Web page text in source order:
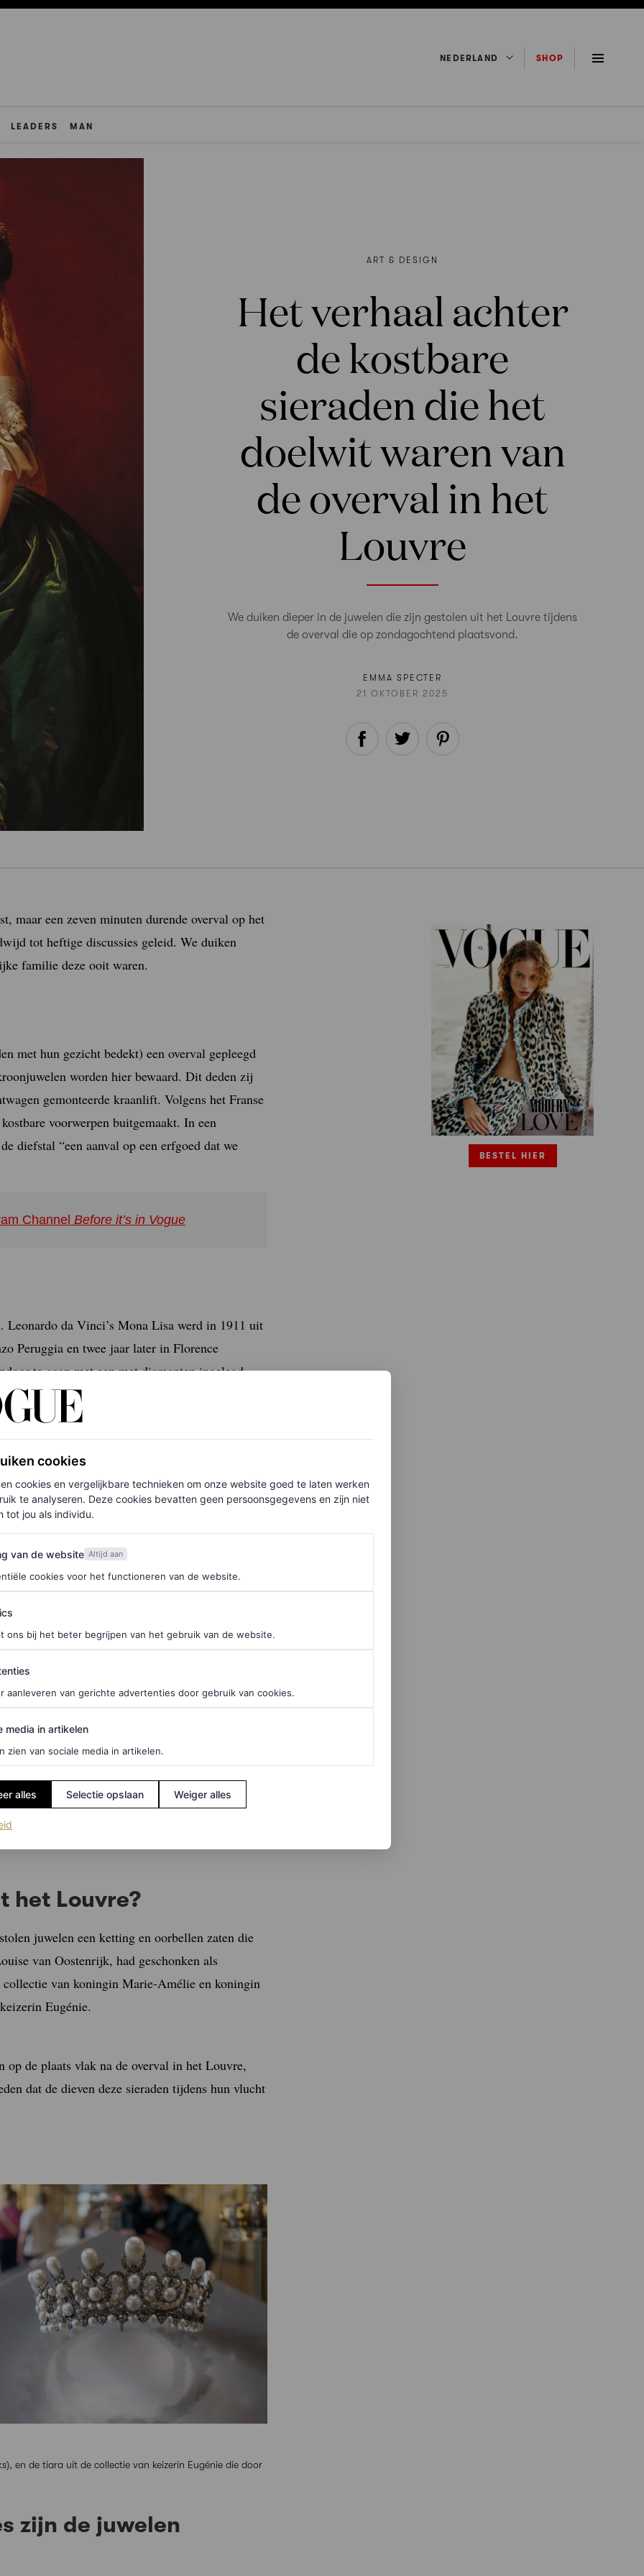
NEDERLAND SHOP
LEADERS MAN
ART & DESIGN
Het verhaal achter
de kostbare
sieraden die het
doelwit waren van
de overval in het
Louvre
We duiken dieper in de juwelen die zijn gestolen uit het Louvre tijdens
de overval die op zondagochtend plaatsvond.
EMMA SPECTER
21 OKTOBER 2025
maar een zeven minuten durende overval op het
tot heftige discussies geleid. We duiken
familie deze ooit waren.
met hun gezicht bedekt) een overval gepleegd
worden hier bewaard. Dit deden zij
gemonteerde kraanlift. Volgens het Franse
voorwerpen buitgemaakt. In een
diefstal “een aanval op een erfgoed dat we
Channel Before it’s in Vogue
da Vinci’s Mona Lisa werd in 1911 uit
Peruggia en twee jaar later in Florence
te gaan met een met diamanten ingelegd
X. En zeven jaar later verdwenen twee
familie Rothschild. Deze werden pas
Camille Corot, getiteld Le Chemin de
van het Louvre aanzienlijk
maakt een krachtig
zegt Lynn Yaeger, redacteur bij Vogue en
gestolen in Parijs en elders. Toch zou ik
Lisa in 1911. Het hele gebeuren is erg
naartoe kunnen zijn gegaan? Hier is alles wat
nu al de diefstal van het decennium wordt
het Louvre?
juwelen een ketting en oorbellen zaten die
van Oostenrijk, had geschonken als
van koningin Marie-Amélie en koningin
Eugénie.
BESTEL HIER
de plaats vlak na de overval in het Louvre,
dat de dieven deze sieraden tijdens hun vlucht
en de tiara uit de collectie van keizerin Eugénie die door
zijn de juwelen
cookies
cookies en vergelijkbare technieken om onze website goed te laten werken
te analyseren. Deze cookies bevatten geen persoonsgegevens en zijn niet
tot jou als individu.
de website
van de website Altijd aan
cookies voor het functioneren van de website.
ons bij het beter begrijpen van het gebruik van de website.
aanleveren van gerichte advertenties door gebruik van cookies.
in artikelen
media in artikelen
zien van sociale media in artikelen.
alles Selectie opslaan Weiger alles